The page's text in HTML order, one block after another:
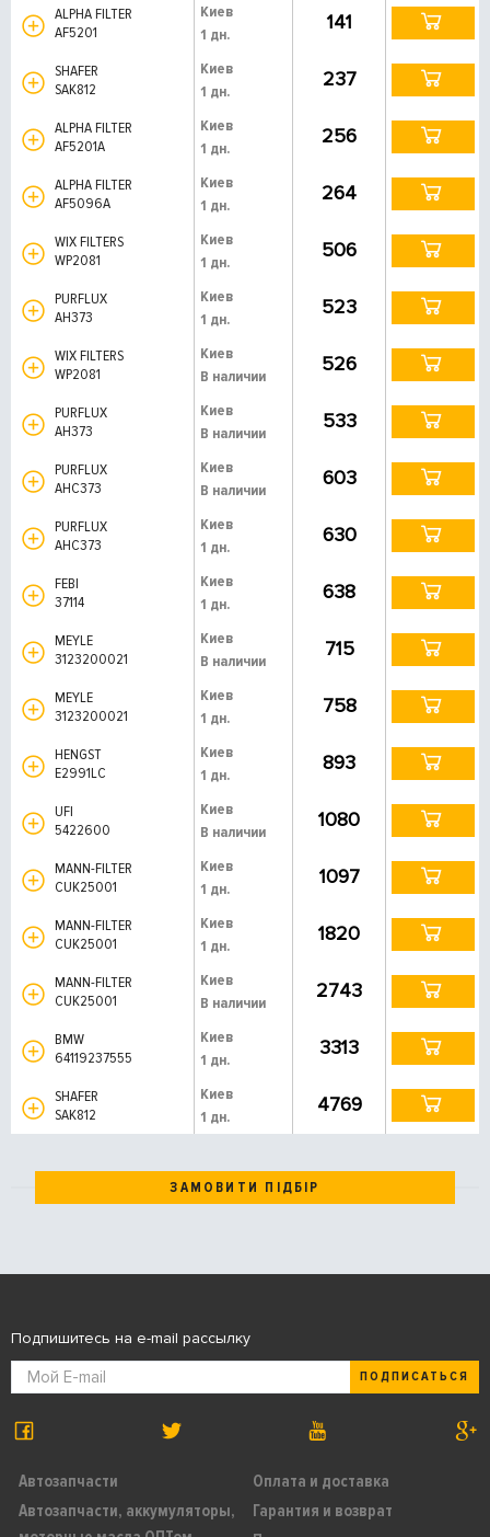
ALPHA FILTER
AF5201
Киев
1 дн.
141
SHAFER
SAK812
Киев
1 дн.
237
ALPHA FILTER
AF5201A
Киев
1 дн.
256
ALPHA FILTER
AF5096A
Киев
1 дн.
264
WIX FILTERS
WP2081
Киев
1 дн.
506
PURFLUX
AH373
Киев
1 дн.
523
WIX FILTERS
WP2081
Киев
В наличии
526
PURFLUX
AH373
Киев
В наличии
533
PURFLUX
AHC373
Киев
В наличии
603
PURFLUX
AHC373
Киев
1 дн.
630
FEBI
37114
Киев
1 дн.
638
MEYLE
3123200021
Киев
В наличии
715
MEYLE
3123200021
Киев
1 дн.
758
HENGST
E2991LC
Киев
1 дн.
893
UFI
5422600
Киев
В наличии
1080
MANN-FILTER
CUK25001
Киев
1 дн.
1097
MANN-FILTER
CUK25001
Киев
1 дн.
1820
MANN-FILTER
CUK25001
Киев
В наличии
2743
BMW
64119237555
Киев
1 дн.
3313
SHAFER
SAK812
Киев
1 дн.
4769
ЗАМОВИТИ ПІДБІР
Автозапчасти
Автозапчасти, аккумуляторы,
Оплата и доставка
Гарантия и возврат
Подпишитесь на e-mail рассылку
ПОДПИСАТЬСЯ